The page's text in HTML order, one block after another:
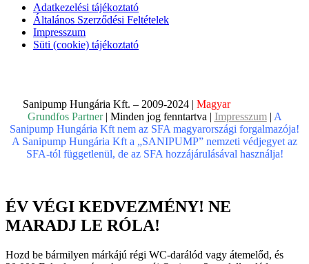
Adatkezelési tájékoztató
Általános Szerződési Feltételek
Impresszum
Süti (cookie) tájékoztató
Sanipump Hungária Kft. – 2009-2024 | Magyar
Grundfos Partner| Minden jog fenntartva | Impresszum| A
Sanipump Hungária Kft nem az SFA magyarországi forgalmazója!
A Sanipump Hungária Kft a „SANIPUMP” nemzeti védjegyet az
SFA-tól függetlenül, de az SFA hozzájárulásával használja!
ÉV VÉGI KEDVEZMÉNY! NE
MARADJ LE RÓLA!
Hozd be bármilyen márkájú régi WC-darálód vagy átemelőd, és